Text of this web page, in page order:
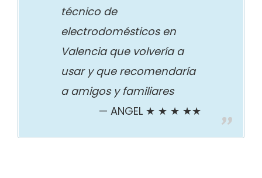
técnico de
electrodomésticos en
Valencia que volvería a
usar y que recomendaría
a amigos y familiares
ANGEL ★ ★ ★ ★★